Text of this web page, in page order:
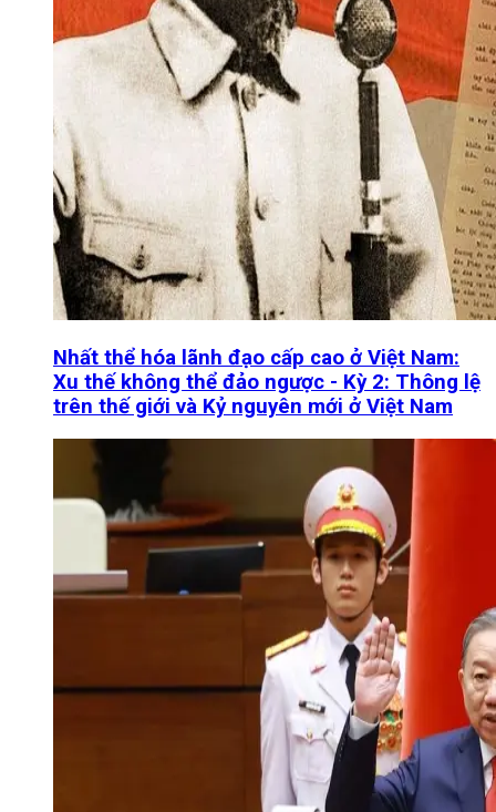
Nhất thể hóa lãnh đạo cấp cao ở Việt Nam:
Xu thế không thể đảo ngược - Kỳ 2: Thông lệ
trên thế giới và Kỷ nguyên mới ở Việt Nam